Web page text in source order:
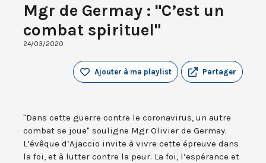
Mgr de Germay : "C’est un
combat spirituel"
24/03/2020
Partager
Ajouter à ma playlist
"Dans cette guerre contre le coronavirus, un autre
combat se joue" souligne Mgr Olivier de Germay.
L’évêque d’Ajaccio invite à vivre cette épreuve dans
la foi, et à lutter contre la peur. La foi, l’espérance et